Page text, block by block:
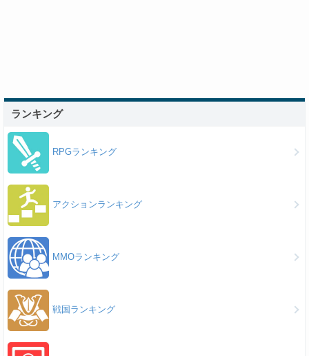
ランキング
RPGランキング
アクションランキング
MMOランキング
戦国ランキング